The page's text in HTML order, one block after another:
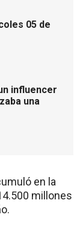
05 de
influencer
una
en la
millones